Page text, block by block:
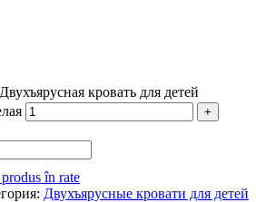
кровать для детей
în rate
Двухъярусные кровати для детей